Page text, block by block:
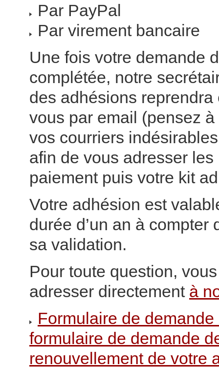
Par PayPal
Par virement bancaire
Une fois votre demande
complétée, notre
des adhésions reprendra
vous par email (pensez
vos courriers
afin de vous adresser
paiement puis votre kit
Votre adhésion est
durée d’un an à compter
sa validation.
Pour toute question,
adresser directement à
Formulaire de demande
formulaire de demande
renouvellement de votre